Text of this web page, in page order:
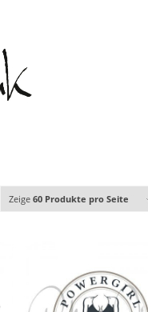
Zeige 60 Produkte pro Seite